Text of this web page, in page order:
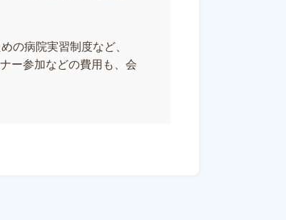
の病院実習制度など、
ー参加などの費用も、会